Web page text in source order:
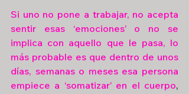
Si uno no pone a trabajar, no acepta
sentir esas ‘emociones’ o no se
implica con aquello que le pasa, lo
más probable es que dentro de unos
días, semanas o meses esa persona
empiece a ‘somatizar’ en el cuerpo,